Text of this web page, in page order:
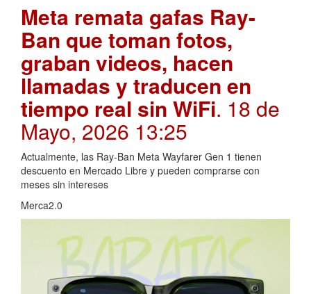
Meta remata gafas Ray-
Ban que toman fotos,
graban videos, hacen
llamadas y traducen en
tiempo real sin WiFi. 18 de
Mayo, 2026 13:25
Actualmente, las Ray-Ban Meta Wayfarer Gen 1 tienen
descuento en Mercado Libre y pueden comprarse con
meses sin intereses
Merca2.0